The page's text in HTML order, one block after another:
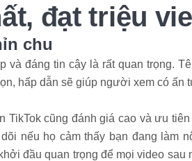
đạt triệu
chu
và đáng tin cậy là rất quan trọng.
hấp dẫn sẽ giúp người xem có ấn
TikTok cũng đánh giá cao và ưu
nếu họ cảm thấy bạn đang làm
đầu quan trọng để mọi video sau